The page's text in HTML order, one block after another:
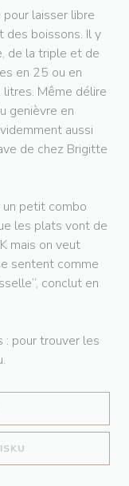
laisser libre
des boissons. Il y
de la triple et de
en 25 ou en
Même délire
genièvre en
aussi
de chez Brigitte
petit combo
les plats vont de
mais on veut
sentent comme
conclut en
pour trouver les
SE V NOVÉM